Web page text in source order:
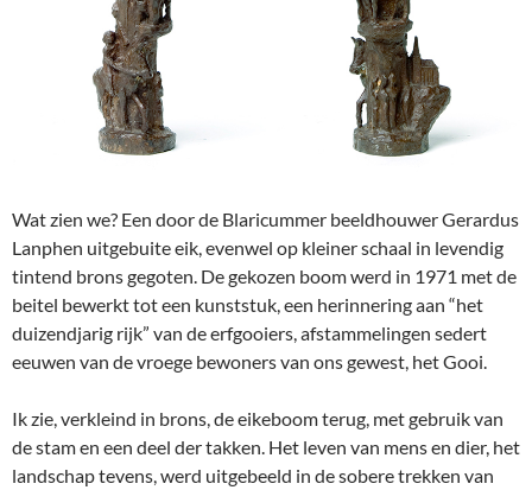
Wat zien we? Een door de Blaricummer beeldhouwer Gerardus
Lanphen uitgebuite eik, evenwel op kleiner schaal in levendig
tintend brons gegoten. De gekozen boom werd in 1971 met de
beitel bewerkt tot een kunststuk, een herinnering aan “het
duizendjarig rijk” van de erfgooiers, afstammelingen sedert
eeuwen van de vroege bewoners van ons gewest, het Gooi.
Ik zie, verkleind in brons, de eikeboom terug, met gebruik van
de stam en een deel der takken. Het leven van mens en dier, het
landschap tevens, werd uitgebeeld in de sobere trekken van